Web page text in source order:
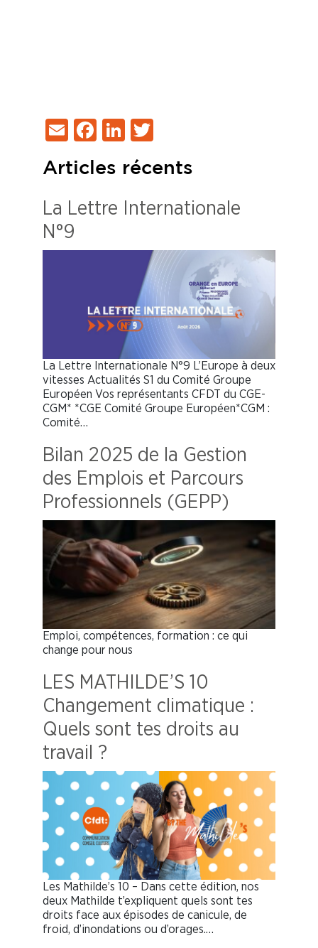
EmailFacebook
LinkedIn
Articles récents
La Lettre Internationale
N°9
La Lettre Internationale N°9 L’Europe à deux
vitesses Actualités S1 du Comité Groupe
Européen Vos représentants CFDT du CGE-
CGM* *CGE Comité Groupe Européen*CGM :
Comité…
Bilan 2025 de la Gestion
des Emplois et Parcours
Professionnels (GEPP)
Emploi, compétences, formation : ce qui
change pour nous
LES MATHILDE’S 10
Changement climatique :
Quels sont tes droits au
travail ?
Les Mathilde’s 10 – Dans cette édition, nos
deux Mathilde t’expliquent quels sont tes
droits face aux épisodes de canicule, de
froid, d’inondations ou d’orages.…